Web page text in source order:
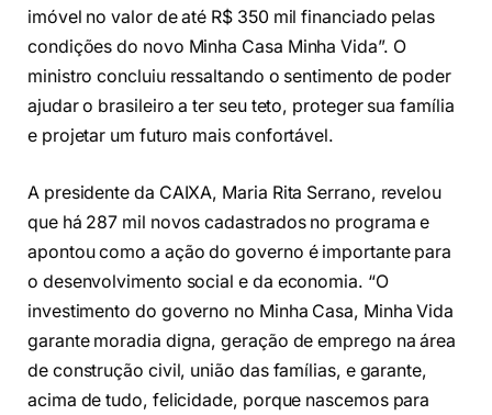
imóvel no valor de até R$ 350 mil financiado pelas
condições do novo Minha Casa Minha Vida”. O
ministro concluiu ressaltando o sentimento de poder
ajudar o brasileiro a ter seu teto, proteger sua família
e projetar um futuro mais confortável.
A presidente da CAIXA, Maria Rita Serrano, revelou
que há 287 mil novos cadastrados no programa e
apontou como a ação do governo é importante para
o desenvolvimento social e da economia. “O
investimento do governo no Minha Casa, Minha Vida
garante moradia digna, geração de emprego na área
de construção civil, união das famílias, e garante,
acima de tudo, felicidade, porque nascemos para